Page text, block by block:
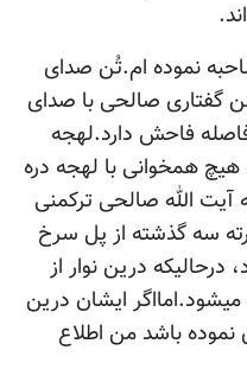
ام.تُن صدای
صالحی با صدای
دارد.لهجه
با لهجه دره
صالحی ترکمنی
از پل سرخ
درین نوار از
ایشان درین
باشد من اطلاع